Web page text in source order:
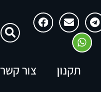
תקנון צור קשר